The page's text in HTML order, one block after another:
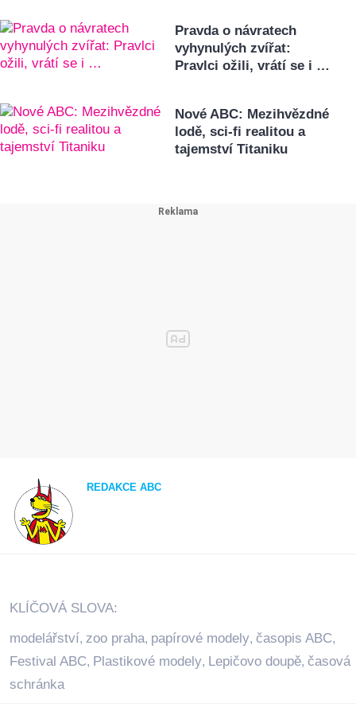
Pravda o návratech
vyhynulých zvířat:
Pravlci ožili, vrátí se i …
Nové ABC: Mezihvězdné
lodě, sci-fi realitou a
tajemství Titaniku
REDAKCE ABC
KLÍČOVÁ SLOVA:
modelářství, zoo praha, papírové modely, časopis ABC,
Festival ABC, Plastikové modely, Lepičovo doupě, časová
schránka